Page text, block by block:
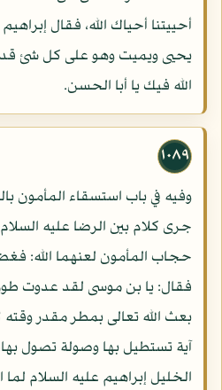
أحييتنا أحياك الله، فقال
يحيى ويميت وهو على كل شئ
الله فيك يا أبا الحسن.
١٠٨٩
وفيه في باب استسقاء المأمون
جرى كلام بين الرضا عليه
حجاب المأمون لعنهما الله:
فقال: يا بن موسى لقد عدوت
بعث الله تعالى بمطر مقدر وقته
آية تستطيل بها وصولة تصول
الخليل إبراهيم عليه السلام